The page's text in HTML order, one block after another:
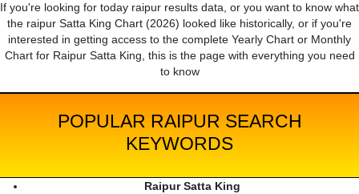
If you're looking for today raipur results data, or you want to know what
the raipur Satta King Chart (2026) looked like historically, or if you're
interested in getting access to the complete Yearly Chart or Monthly
Chart for Raipur Satta King, this is the page with everything you need
to know
POPULAR RAIPUR SEARCH
KEYWORDS
Raipur Satta King